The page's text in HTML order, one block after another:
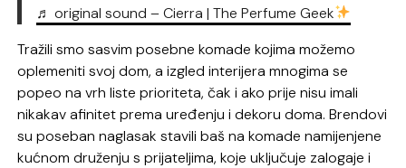
♬ original sound – Cierra | The Perfume Geek
Tražili smo sasvim posebne komade kojima možemo
oplemeniti svoj dom, a izgled interijera mnogima se
popeo na vrh liste prioriteta, čak i ako prije nisu imali
nikakav afinitet prema uređenju i dekoru doma. Brendovi
su poseban naglasak stavili baš na komade namijenjene
kućnom druženju s prijateljima, koje uključuje zalogaje i